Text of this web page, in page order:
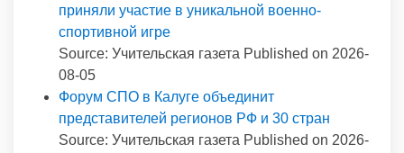
приняли участие в уникальной военно-
спортивной игре
Source: Учительская газета Published on 2026-
08-05
Форум СПО в Калуге объединит
представителей регионов РФ и 30 стран
Source: Учительская газета Published on 2026-